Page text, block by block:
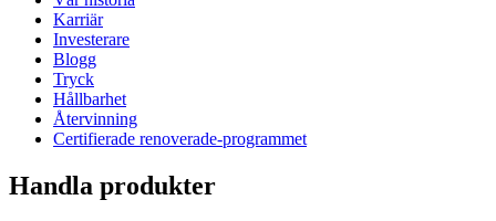
Karriär
Investerare
Blogg
Tryck
Hållbarhet
Återvinning
Certifierade renoverade-programmet
Handla produkter